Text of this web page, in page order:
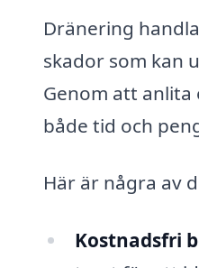
Dränering
skador som kan
Genom att
både tid och
Här är några av
Kostnadsfri